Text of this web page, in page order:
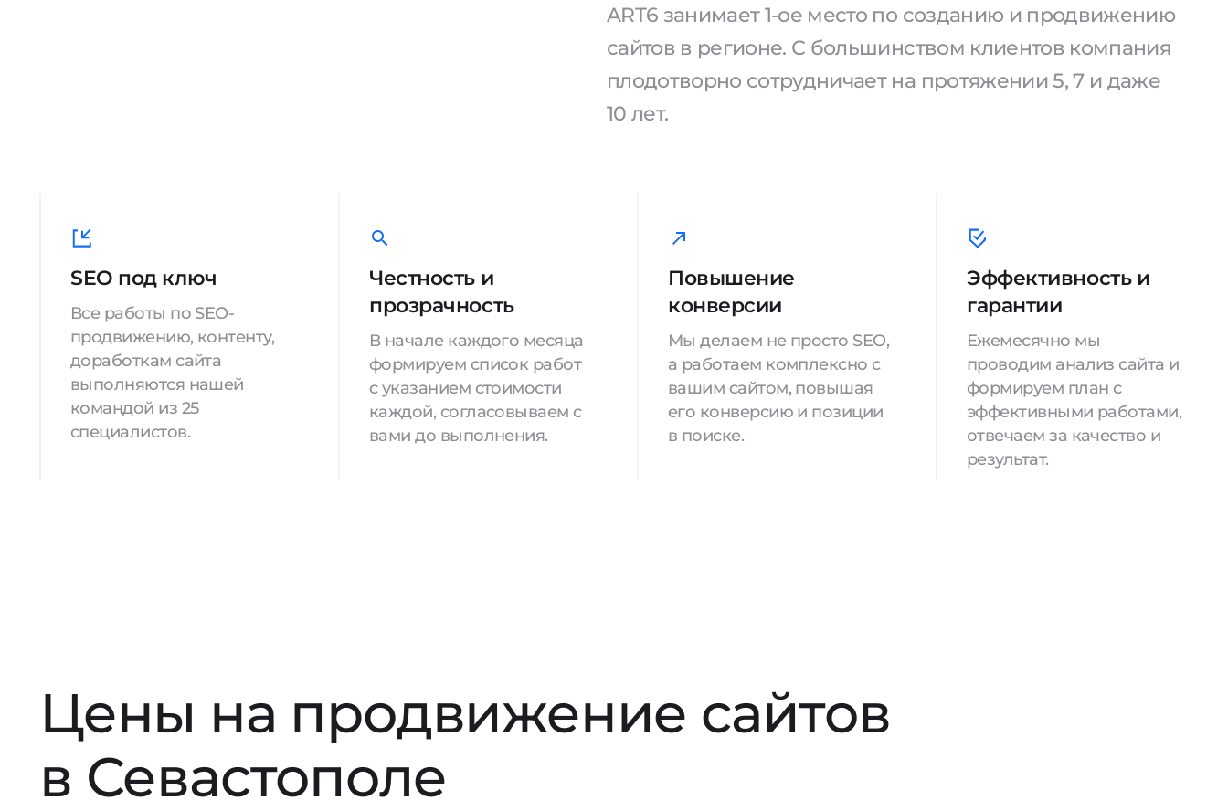
ART6 занимает 1-ое место по созданию и продвижению
сайтов в регионе. С большинством клиентов компания
плодотворно сотрудничает на протяжении 5, 7 и даже
10 лет.
SEO под ключ
Все работы по SEO-
продвижению, контенту,
доработкам сайта
выполняются нашей
командой из 25
специалистов.
Честность и
прозрачность
В начале каждого месяца
формируем список работ
с указанием стоимости
каждой, согласовываем с
вами до выполнения.
Повышение
конверсии
Мы делаем не просто SEO,
а работаем комплексно с
вашим сайтом, повышая
его конверсию и позиции
в поиске.
Эффективность и
гарантии
Ежемесячно мы
проводим анализ сайта и
формируем план с
эффективными работами,
отвечаем за качество и
результат.
Цены на продвижение сайтов
в Севастополе